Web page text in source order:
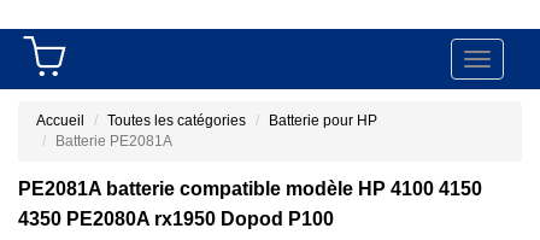
Toggle
Accueil Toutes les catégories
Batterie pour HP
Batterie PE2081A
PE2081A batterie compatible modèle HP 4100 4150
4350 PE2080A rx1950 Dopod P100